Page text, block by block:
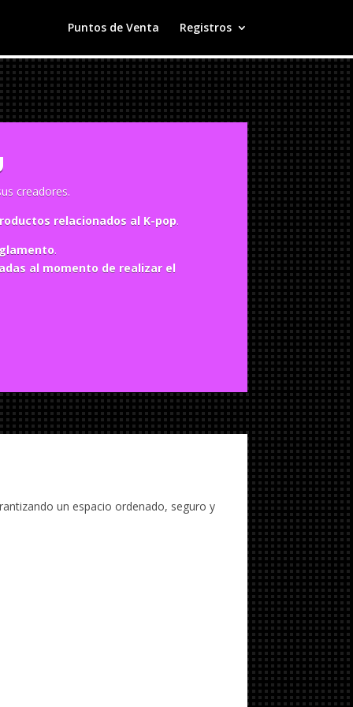
Puntos de Venta Registros
creadores.
relacionados al K-pop.
.
al momento de realizar el
un espacio ordenado, seguro y